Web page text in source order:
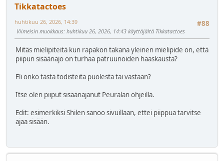
Tikkatactoes
#88
huhtikuu 26, 2026, 14:39
Viimeisin muokkaus: huhtikuu 26, 2026, 14:43 käyttäjältä Tikkatactoes
Mitäs mielipiteitä kun rapakon takana yleinen mielipide on, että
piipun sisäänajo on turhaa patruunoiden haaskausta?
Eli onko tästä todisteita puolesta tai vastaan?
Itse olen piiput sisäänajanut Peuralan ohjeilla.
Edit: esimerkiksi Shilen sanoo sivuillaan, ettei piippua tarvitse
ajaa sisään.